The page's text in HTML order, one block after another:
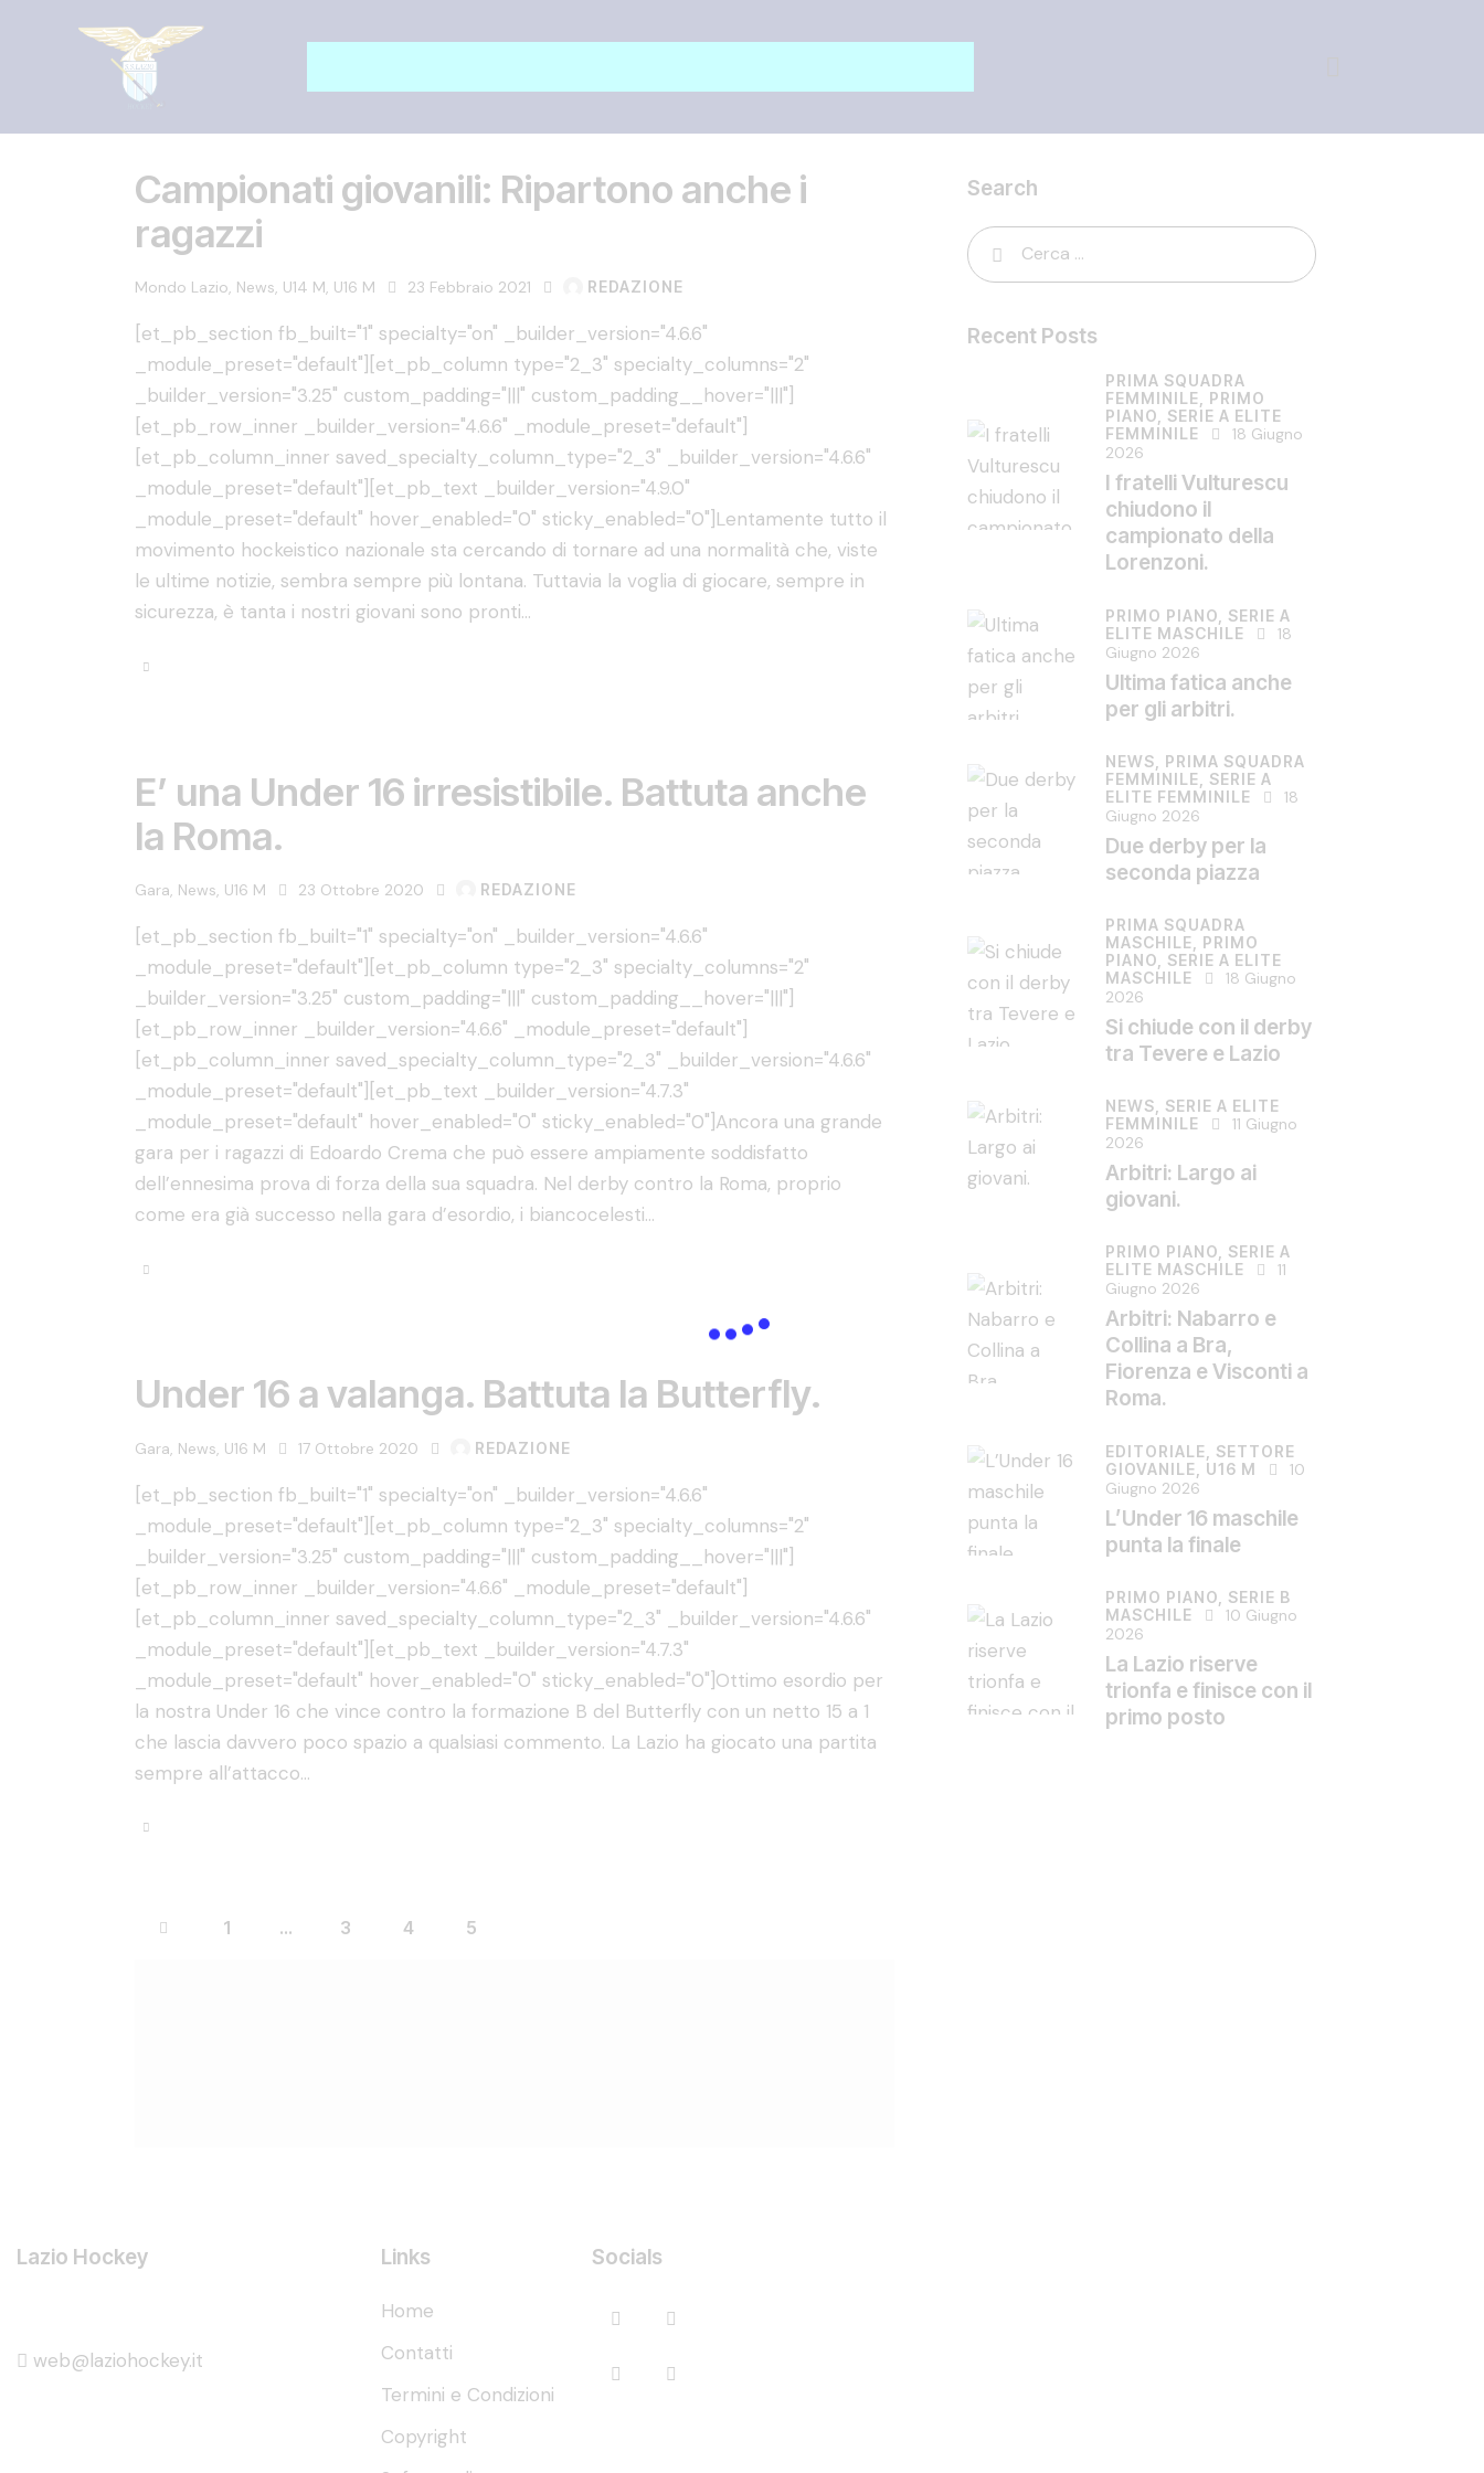
Campionati giovanili: Ripartono anche i
ragazzi
Mondo Lazio, News, U14 M, U16 M 23 Febbraio 2021 REDAZIONE
[et_pb_section fb_built="1" specialty="on" _builder_version="4.6.6"
_module_preset="default"][et_pb_column type="2_3" specialty_columns="2"
_builder_version="3.25" custom_padding="|||" custom_padding__hover="|||"]
[et_pb_row_inner _builder_version="4.6.6" _module_preset="default"]
[et_pb_column_inner saved_specialty_column_type="2_3" _builder_version="4.6.6"
_module_preset="default"][et_pb_text _builder_version="4.9.0"
_module_preset="default" hover_enabled="0" sticky_enabled="0"]Lentamente tutto il
movimento hockeistico nazionale sta cercando di tornare ad una normalità che, viste
le ultime notizie, sembra sempre più lontana. Tuttavia la voglia di giocare, sempre in
sicurezza, è tanta i nostri giovani sono pronti…
E’ una Under 16 irresistibile. Battuta anche
la Roma.
Gara, News, U16 M 23 Ottobre 2020 REDAZIONE
[et_pb_section fb_built="1" specialty="on" _builder_version="4.6.6"
_module_preset="default"][et_pb_column type="2_3" specialty_columns="2"
_builder_version="3.25" custom_padding="|||" custom_padding__hover="|||"]
[et_pb_row_inner _builder_version="4.6.6" _module_preset="default"]
[et_pb_column_inner saved_specialty_column_type="2_3" _builder_version="4.6.6"
_module_preset="default"][et_pb_text _builder_version="4.7.3"
_module_preset="default" hover_enabled="0" sticky_enabled="0"]Ancora una grande
gara per i ragazzi di Edoardo Crema che può essere ampiamente soddisfatto
dell’ennesima prova di forza della sua squadra. Nel derby contro la Roma, proprio
come era già successo nella gara d’esordio, i biancocelesti…
Under 16 a valanga. Battuta la Butterfly.
Gara, News, U16 M 17 Ottobre 2020 REDAZIONE
[et_pb_section fb_built="1" specialty="on" _builder_version="4.6.6"
_module_preset="default"][et_pb_column type="2_3" specialty_columns="2"
_builder_version="3.25" custom_padding="|||" custom_padding__hover="|||"]
[et_pb_row_inner _builder_version="4.6.6" _module_preset="default"]
[et_pb_column_inner saved_specialty_column_type="2_3" _builder_version="4.6.6"
_module_preset="default"][et_pb_text _builder_version="4.7.3"
_module_preset="default" hover_enabled="0" sticky_enabled="0"]Ottimo esordio per
la nostra Under 16 che vince contro la formazione B del Butterfly con un netto 15 a 1
che lascia davvero poco spazio a qualsiasi commento. La Lazio ha giocato una partita
sempre all’attacco…
1 … 3 4 5
Search
Recent Posts
PRIMA SQUADRA
FEMMINILE, PRIMO
PIANO, SERIE A ELITE
FEMMINILE
18 Giugno
2026
I fratelli Vulturescu
chiudono il
campionato della
Lorenzoni.
PRIMO PIANO, SERIE A
ELITE MASCHILE
18
Giugno 2026
Ultima fatica anche
per gli arbitri.
NEWS, PRIMA SQUADRA
FEMMINILE, SERIE A
ELITE FEMMINILE
18
Giugno 2026
Due derby per la
seconda piazza
PRIMA SQUADRA
MASCHILE, PRIMO
PIANO, SERIE A ELITE
MASCHILE
18 Giugno
2026
Si chiude con il derby
tra Tevere e Lazio
NEWS, SERIE A ELITE
FEMMINILE
11 Giugno
2026
Arbitri: Largo ai
giovani.
PRIMO PIANO, SERIE A
ELITE MASCHILE
11
Giugno 2026
Arbitri: Nabarro e
Collina a Bra,
Fiorenza e Visconti a
Roma.
EDITORIALE, SETTORE
GIOVANILE, U16 M
10
Giugno 2026
L’Under 16 maschile
punta la finale
PRIMO PIANO, SERIE B
MASCHILE
10 Giugno
2026
La Lazio riserve
trionfa e finisce con il
primo posto
Lazio Hockey
web@laziohockey.it
Links
Home
Contatti
Termini e Condizioni
Copyright
Socials